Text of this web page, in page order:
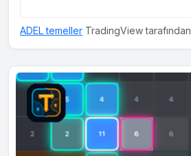
ADEL temeller TradingView tarafından